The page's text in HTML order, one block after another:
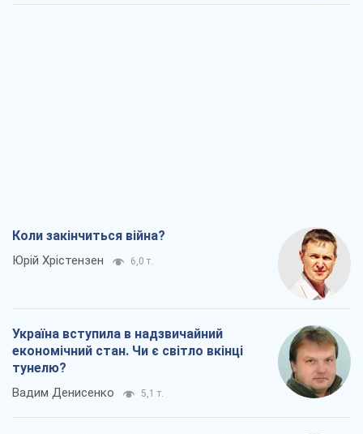
Коли закінчиться війна?
Юрій Хрістензен 6,0 т.
Україна вступила в надзвичайний
економічний стан. Чи є світло вкінці
тунелю?
Вадим Денисенко 5,1 т.